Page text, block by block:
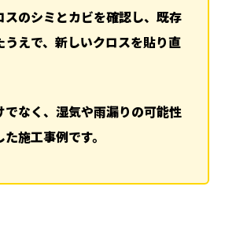
の仕上がり確認で天井面をきれ
の最終確認で室内全体の印象を
スのシミとカビを確認し、既存
うえで、新しいクロスを貼り直
でなく、湿気や雨漏りの可能性
施工事例です。